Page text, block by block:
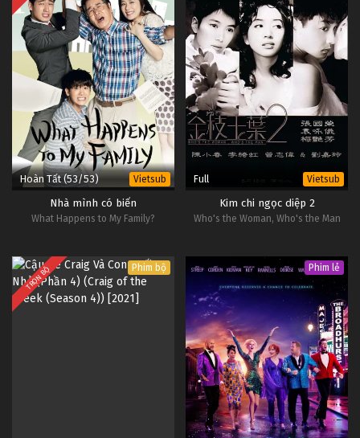
Hoàn Tất (53/53) Vietsub
Nhà mình có biến
What Happens to My Family?
Full Vietsub
Kim chi ngọc diệp 2
Who's the Woman, Who's the Man
TRỌN BỘ Phim bộ Phim lẻ